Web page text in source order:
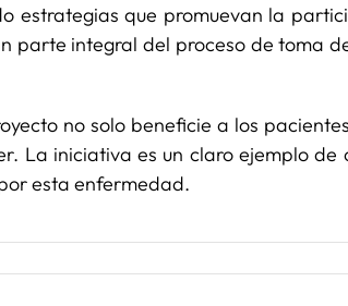
estrategias que promuevan la
parte integral del proceso de toma
no solo beneficie a los
La iniciativa es un claro ejemplo
esta enfermedad.